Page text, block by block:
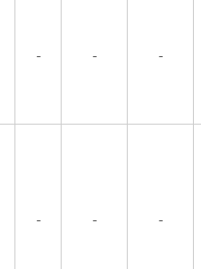
- - -
- - -